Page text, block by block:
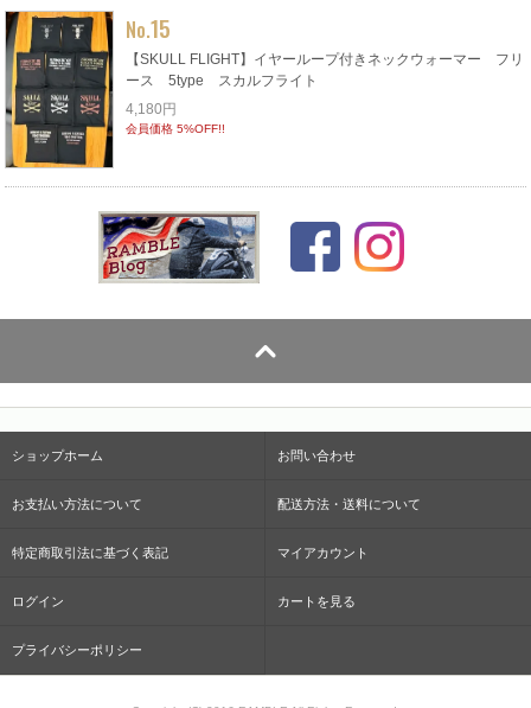
No.15
【SKULL FLIGHT】イヤーループ付きネックウォーマー フリ
ース 5type スカルフライト
4,180円
会員価格 5%OFF!!
ショップホーム お問い合わせ
お支払い方法について 配送方法・送料について
特定商取引法に基づく表記 マイアカウント
ログイン カートを見る
プライバシーポリシー